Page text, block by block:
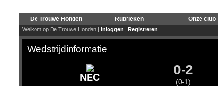
De Trouwe Honden Rubrieken Onze club
Welkom op De Trouwe Honden | Inloggen | Registreren
Wedstrijdinformatie
NEC 0-2
(0-1)